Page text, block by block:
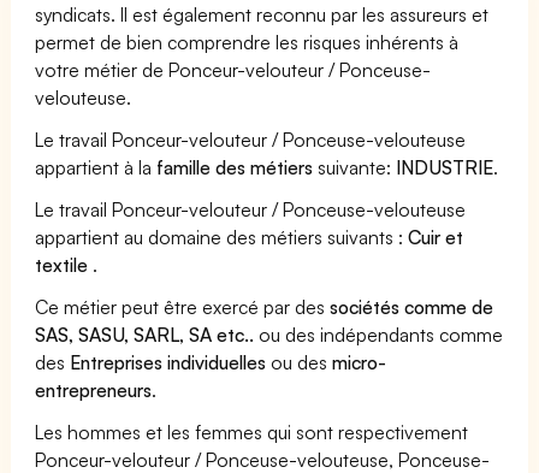
syndicats. Il est également reconnu par les assureurs et
permet de bien comprendre les risques inhérents à
votre métier de Ponceur-velouteur / Ponceuse-
velouteuse.
Le travail Ponceur-velouteur / Ponceuse-velouteuse
appartient à la famille des métiers suivante: INDUSTRIE.
Le travail Ponceur-velouteur / Ponceuse-velouteuse
appartient au domaine des métiers suivants :Cuir et
textile .
Ce métier peut être exercé par dessociétés comme de
SAS, SASU, SARL, SA etc.. ou des indépendants comme
des Entreprises individuelles ou desmicro-
entrepreneurs.
Les hommes et les femmes qui sont respectivement
Ponceur-velouteur / Ponceuse-velouteuse, Ponceuse-